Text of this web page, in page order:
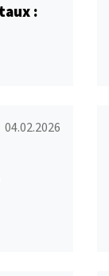
:
04.02.2026